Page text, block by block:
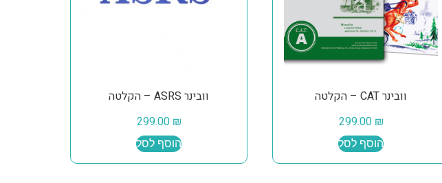
וובינר CAT – הקלטה
299.00 ₪
הוסף לסל
וובינר ASRS – הקלטה
299.00 ₪
הוסף לסל